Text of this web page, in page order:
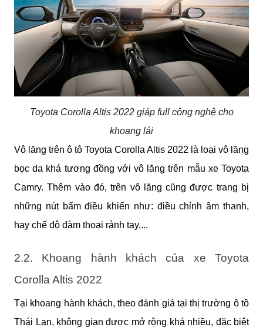
Toyota Corolla Altis 2022 giáp full công nghệ cho
khoang lái
Vô lăng trên ô tô Toyota Corolla Altis 2022 là loại vô lăng
bọc da khá tương đồng với vô lăng trên mẫu xe Toyota
Camry. Thêm vào đó, trên vô lăng cũng được trang bị
những nút bấm điều khiển như: điều chỉnh âm thanh,
hay chế độ đàm thoại rảnh tay,...
2.2. Khoang hành khách của xe Toyota
Corolla Altis 2022
Tại khoang hành khách, theo đánh giá tại thị trường ô tô
Thái Lan, không gian được mở rộng khá nhiều, đặc biệt